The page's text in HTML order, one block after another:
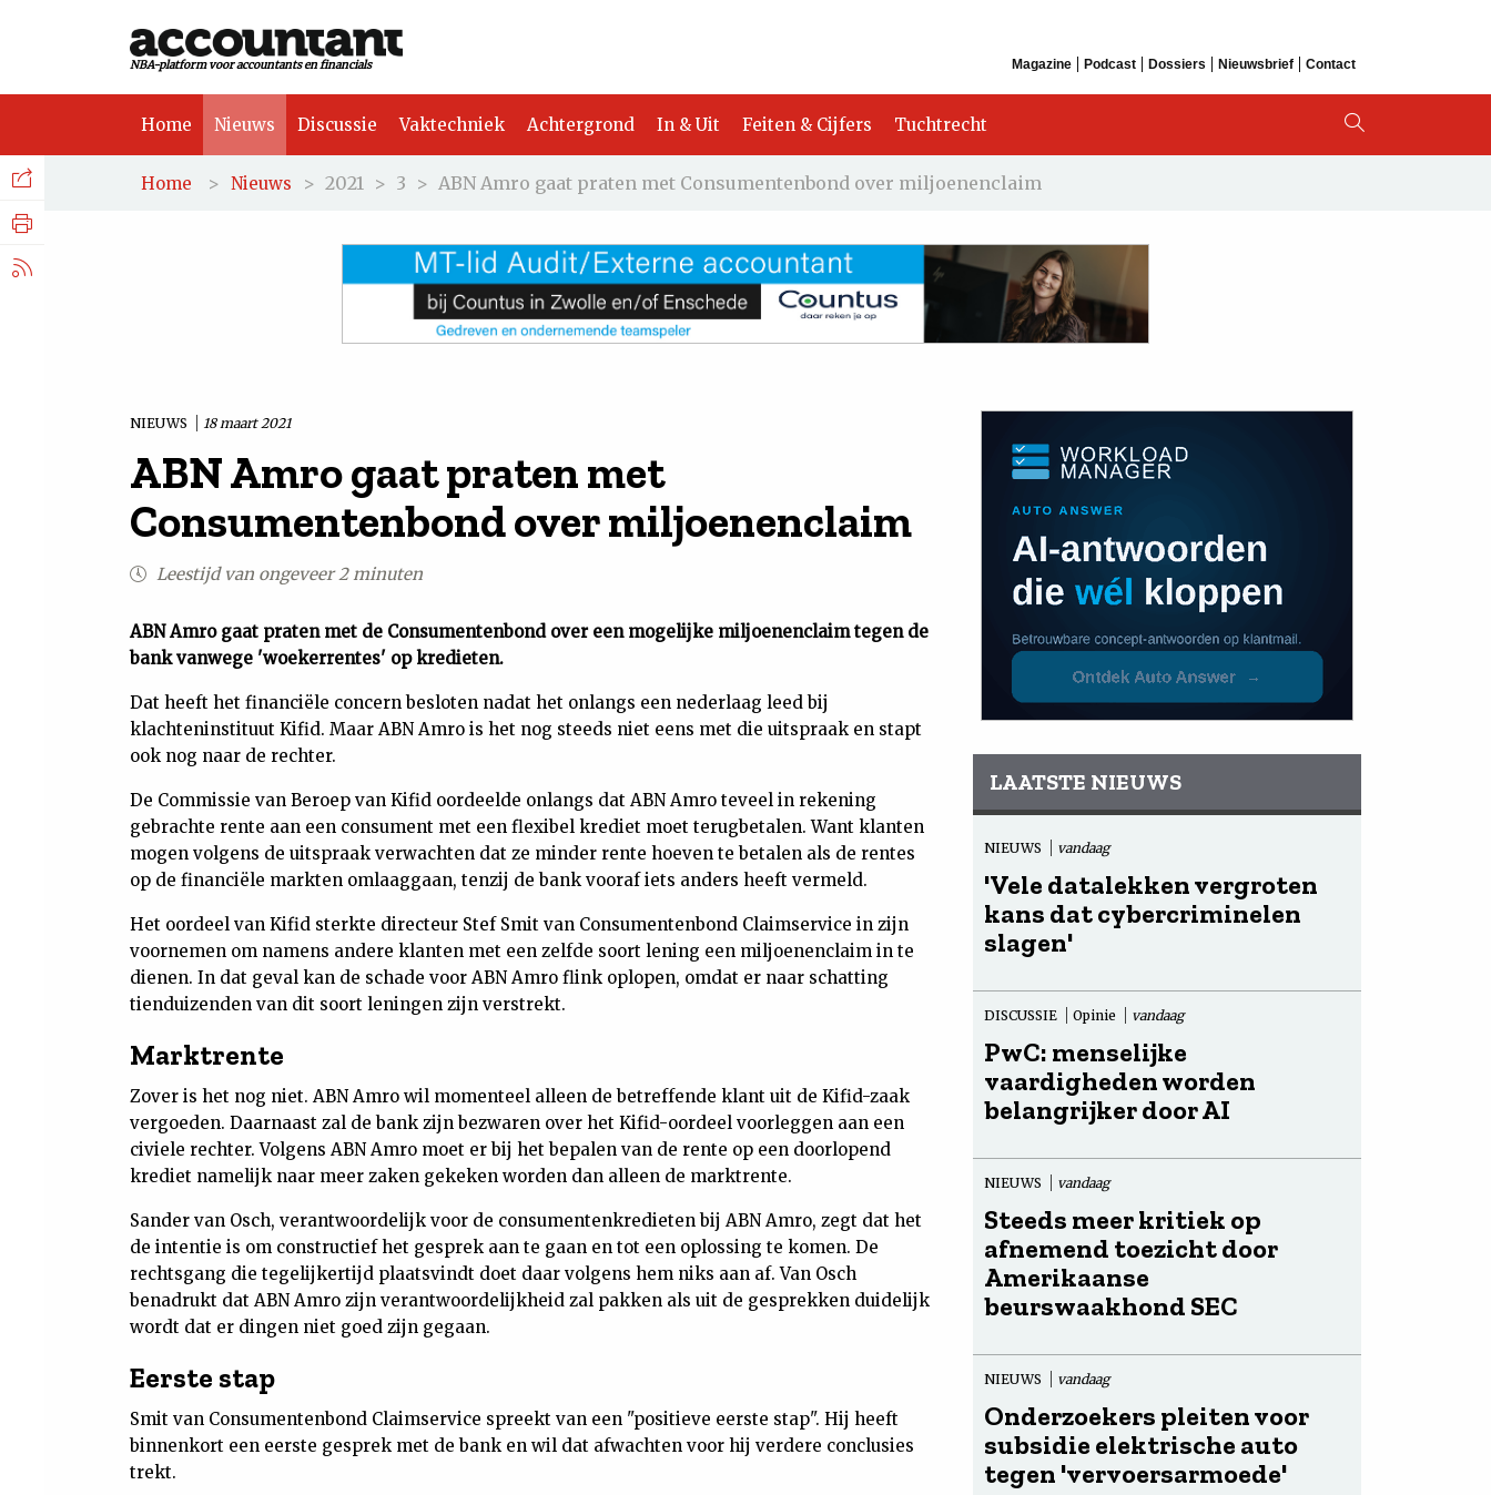
NBA-platform voor accountants en financials Magazine Podcast Dossiers Nieuwsbrief Contact
Home Nieuws Discussie Vaktechniek Achtergrond In & Uit Feiten & Cijfers Tuchtrecht
Home > Nieuws > 2021 > 3 > ABN Amro gaat praten met Consumentenbond over miljoenenclaim
NIEUWS 18 maart 2021
ABN Amro gaat praten met
Consumentenbond over miljoenenclaim
Leestijd van ongeveer 2 minuten
ABN Amro gaat praten met de Consumentenbond over een mogelijke miljoenenclaim tegen de
bank vanwege 'woekerrentes' op kredieten.
Dat heeft het financiële concern besloten nadat het onlangs een nederlaag leed bij
klachteninstituut Kifid. Maar ABN Amro is het nog steeds niet eens met die uitspraak en stapt
ook nog naar de rechter.
De Commissie van Beroep van Kifid oordeelde onlangs dat ABN Amro teveel in rekening
gebrachte rente aan een consument met een flexibel krediet moet terugbetalen. Want klanten
mogen volgens de uitspraak verwachten dat ze minder rente hoeven te betalen als de rentes
op de financiële markten omlaaggaan, tenzij de bank vooraf iets anders heeft vermeld.
Het oordeel van Kifid sterkte directeur Stef Smit van Consumentenbond Claimservice in zijn
voornemen om namens andere klanten met een zelfde soort lening een miljoenenclaim in te
dienen. In dat geval kan de schade voor ABN Amro flink oplopen, omdat er naar schatting
tienduizenden van dit soort leningen zijn verstrekt.
Marktrente
Zover is het nog niet. ABN Amro wil momenteel alleen de betreffende klant uit de Kifid-zaak
vergoeden. Daarnaast zal de bank zijn bezwaren over het Kifid-oordeel voorleggen aan een
civiele rechter. Volgens ABN Amro moet er bij het bepalen van de rente op een doorlopend
krediet namelijk naar meer zaken gekeken worden dan alleen de marktrente.
Sander van Osch, verantwoordelijk voor de consumentenkredieten bij ABN Amro, zegt dat het
de intentie is om constructief het gesprek aan te gaan en tot een oplossing te komen. De
rechtsgang die tegelijkertijd plaatsvindt doet daar volgens hem niks aan af. Van Osch
benadrukt dat ABN Amro zijn verantwoordelijkheid zal pakken als uit de gesprekken duidelijk
wordt dat er dingen niet goed zijn gegaan.
Eerste stap
Smit van Consumentenbond Claimservice spreekt van een "positieve eerste stap". Hij heeft
binnenkort een eerste gesprek met de bank en wil dat afwachten voor hij verdere conclusies
trekt.
LAATSTE NIEUWS
NIEUWS vandaag
'Vele datalekken vergroten
kans dat cybercriminelen
slagen'
DISCUSSIE Opinie vandaag
PwC: menselijke
vaardigheden worden
belangrijker door AI
NIEUWS vandaag
Steeds meer kritiek op
afnemend toezicht door
Amerikaanse
beurswaakhond SEC
NIEUWS vandaag
Onderzoekers pleiten voor
subsidie elektrische auto
tegen 'vervoersarmoede'
Facebook
Nieuws